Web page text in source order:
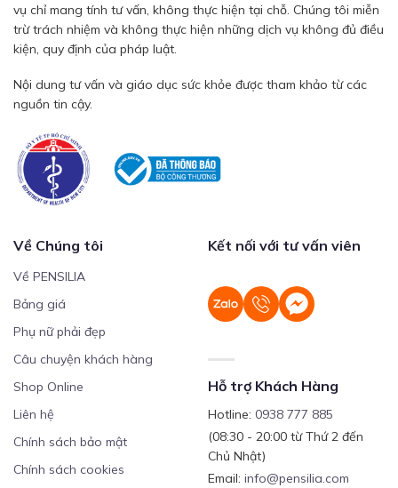
vụ chỉ mang tính tư vấn, không thực hiện tại chỗ. Chúng tôi miễn
trừ trách nhiệm và không thực hiện những dịch vụ không đủ điều
kiện, quy định của pháp luật.
Nội dung tư vấn và giáo dục sức khỏe được tham khảo từ các
nguồn tin cậy.
Về Chúng tôi
Về PENSILIA
Bảng giá
Phụ nữ phải đẹp
Câu chuyện khách hàng
Shop Online
Liên hệ
Chính sách bảo mật
Chính sách cookies
Kết nối với tư vấn viên
Hỗ trợ Khách Hàng
Hotline: 0938 777 885
(08:30 - 20:00 từ Thứ 2 đến
Chủ Nhật)
Email: info@pensilia.com